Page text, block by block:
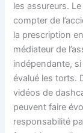
les assureurs.
compter de
la prescription
médiateur de
indépendante,
évalué les torts.
vidéos de
peuvent faire
responsabilité